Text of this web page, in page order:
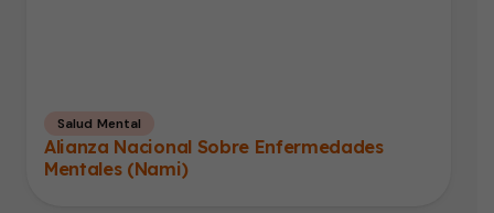
Salud Mental
Alianza Nacional Sobre Enfermedades
Mentales (Nami)